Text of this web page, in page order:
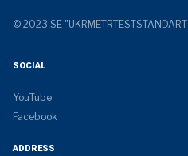
© 2023 SE
SOCIAL
YouTube
Facebook
ADDRESS